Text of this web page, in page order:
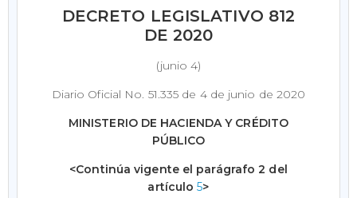
DECRETO LEGISLATIVO 812
DE 2020
(junio 4)
Diario Oficial No. 51.335 de 4 de junio de 2020
MINISTERIO DE HACIENDA Y CRÉDITO
PÚBLICO
<Continúa vigente el parágrafo 2 del
artículo5>